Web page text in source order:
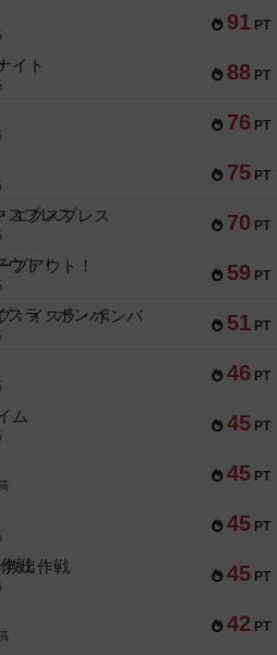
91 PT
88 PT
イト
76 PT
75 PT
70 PT
エクスプレス
59 PT
ブアウト！
51 PT
：イスラ・ボンバ
46 PT
45 PT
ム
45 PT
45 PT
45 PT
救出作戦
42 PT